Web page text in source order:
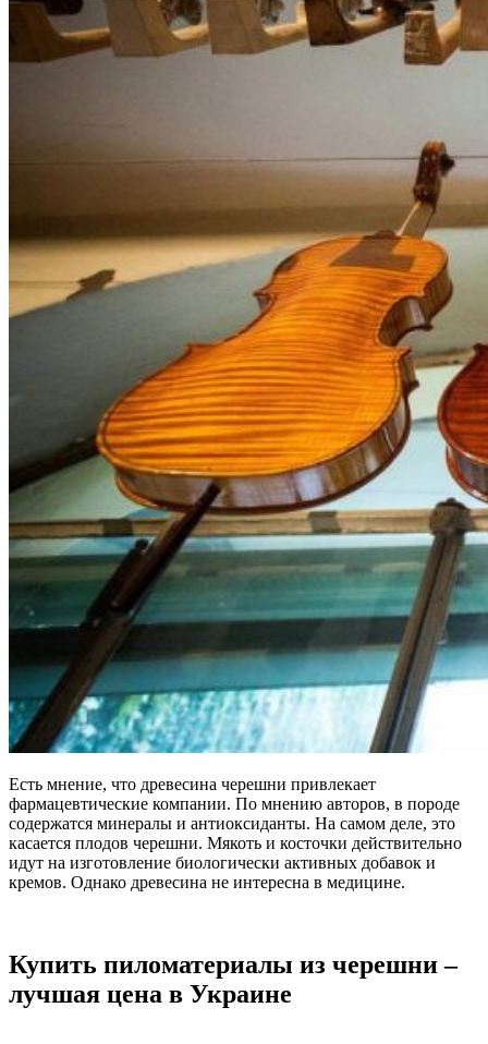
Есть мнение, что древесина черешни привлекает
фармацевтические компании. По мнению авторов, в породе
содержатся минералы и антиоксиданты. На самом деле, это
касается плодов черешни. Мякоть и косточки действительно
идут на изготовление биологически активных добавок и
кремов. Однако древесина не интересна в медицине.
Купить пиломатериалы из черешни –
лучшая цена в Украине